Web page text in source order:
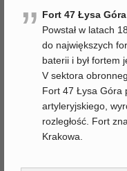
” Fort 47 Łysa Góra
Powstał w latach
do największych
baterii i był fortem
V sektora
Fort 47 Łysa Góra
artyleryjskiego,
rozległość. Fort
Krakowa.